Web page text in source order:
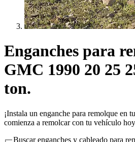
Enganches para
GMC 1990 20 25
ton.
¡Instala un enganche para remolque en
comienza a remolcar con tu vehículo
Buscar enganches y cableado para